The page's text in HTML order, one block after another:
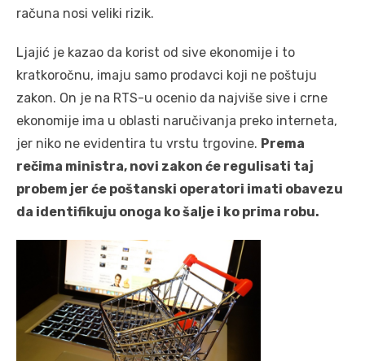
računa nosi veliki rizik.
Ljajić je kazao da korist od sive ekonomije i to
kratkoročnu, imaju samo prodavci koji ne poštuju
zakon. On je na RTS-u ocenio da najviše sive i crne
ekonomije ima u oblasti naručivanja preko interneta,
jer niko ne evidentira tu vrstu trgovine. Prema
rečima ministra, novi zakon će regulisati taj
probem jer će poštanski operatori imati obavezu
da identifikuju onoga ko šalje i ko prima robu.